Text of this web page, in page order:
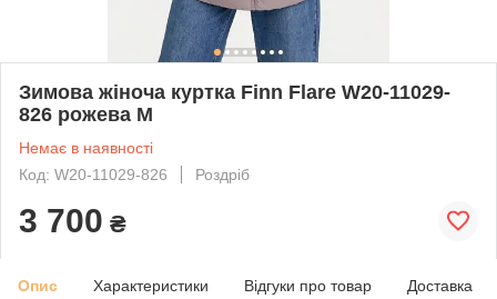
Зимова жіноча куртка Finn Flare W20-11029-
826 рожева M
Немає в наявності
Код: W20-11029-826
Роздріб
3 700 ₴
Опис Характеристики Відгуки про товар Доставка